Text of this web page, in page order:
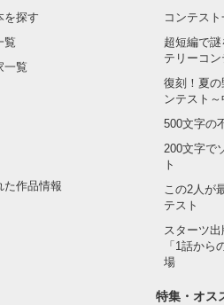
、もっと自分を大事にして…
たら、じっくり考えてみて。
を探す
覧
一覧
た作品情報
コンテス
超短編で
テリーコ
復刻！夏
ンテスト
500文字の
200文字で
ト
この2人が
テスト
スターツ
「1話から
場
特集・オス